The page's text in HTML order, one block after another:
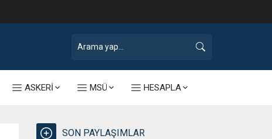
ASKERİ MSÜ HESAPLA
SON PAYLAŞIMLAR